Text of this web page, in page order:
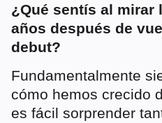
¿Qué sentís al mirar
años después de
debut?
Fundamentalmente
cómo hemos crecido
es fácil sorprender